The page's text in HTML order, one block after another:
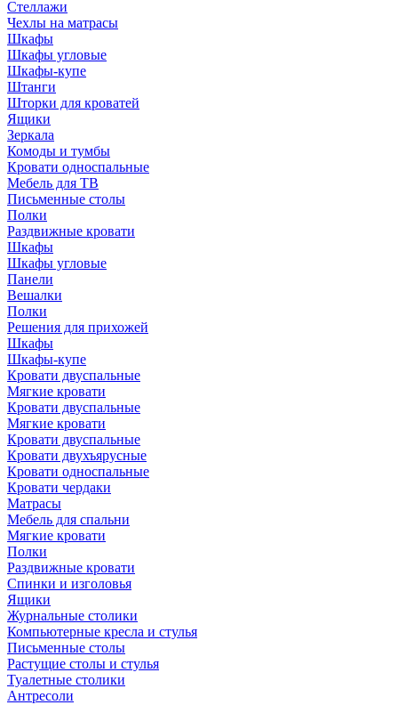
Стеллажи
Чехлы на матрасы
Шкафы
Шкафы угловые
Шкафы-купе
Штанги
Шторки для кроватей
Ящики
Зеркала
Комоды и тумбы
Кровати односпальные
Мебель для ТВ
Письменные столы
Полки
Раздвижные кровати
Шкафы
Шкафы угловые
Панели
Вешалки
Полки
Решения для прихожей
Шкафы
Шкафы-купе
Кровати двуспальные
Мягкие кровати
Кровати двуспальные
Мягкие кровати
Кровати двуспальные
Кровати двухъярусные
Кровати односпальные
Кровати чердаки
Матрасы
Мебель для спальни
Мягкие кровати
Полки
Раздвижные кровати
Спинки и изголовья
Ящики
Журнальные столики
Компьютерные кресла и стулья
Письменные столы
Растущие столы и стулья
Туалетные столики
Антресоли